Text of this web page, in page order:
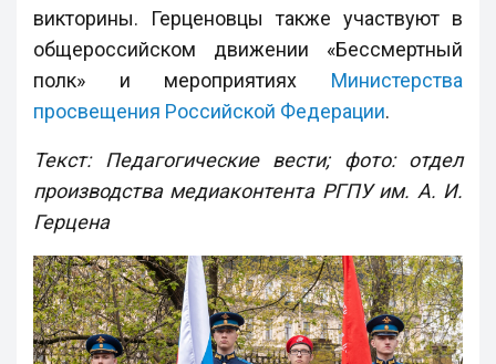
викторины. Герценовцы также участвуют в
общероссийском движении «Бессмертный
полк» и мероприятиях Министерства
просвещения Российской Федерации.
Текст: Педагогические вести; фото: отдел
производства медиаконтента РГПУ им. А. И.
Герцена